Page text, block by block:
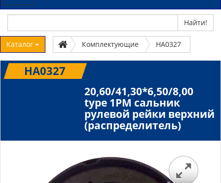
Найти!
Каталог Комплектующие HA0327
HA0327
20,60/41,30*6,50/8,00
type 1PM сальник
рулевой рейки верхний
(распределитель)